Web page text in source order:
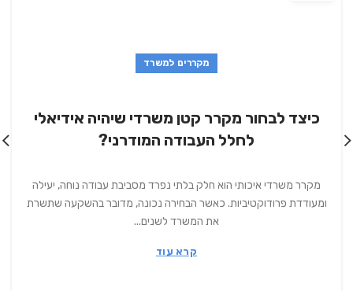
מקררים למשרד
כיצד לבחור מקרר קטן משרדי שיהיה אידיאלי
לחלל העבודה המודרני?
מקרר משרדי איכותי הוא חלק בלתי נפרד מסביבת עבודה נוחה, יעילה
ומעודדת פרודוקטיביות. כאשר הבחירה נכונה, מדובר בהשקעה שתשרת
את המשרד לשנים...
קרא עוד